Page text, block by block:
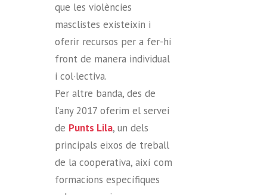
que les violències
masclistes existeixin i
oferir recursos per a fer-hi
front de manera individual
i col·lectiva.
Per altre banda, des de
l’any 2017 oferim el servei
de Punts Lila, un dels
principals eixos de treball
de la cooperativa, així com
formacions específiques